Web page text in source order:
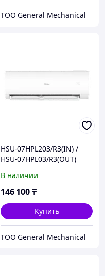
ТОО General Mechanical
HSU-07HPL203/R3(IN) /
HSU-07HPL03/R3(OUT)
On-Off HAIER
В наличии
146 100₸
Купить
ТОО General Mechanical